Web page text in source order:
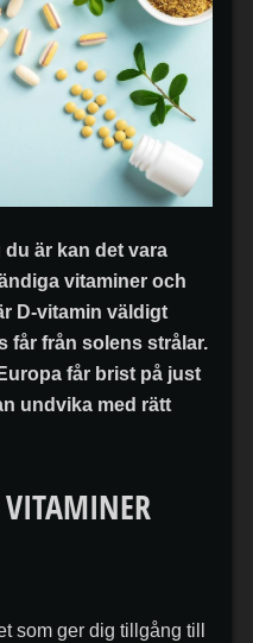
är kan det vara
vitaminer och
D-vitamin väldigt
får från solens strålar.
får brist på just
undvika med rätt
som ger dig tillgång till